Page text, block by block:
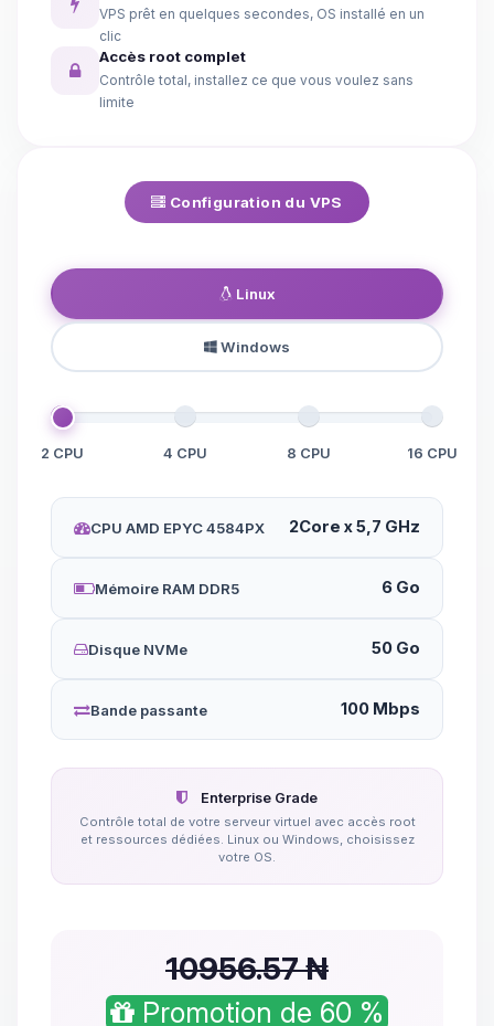
VPS prêt en quelques secondes, OS installé en un
clic
Accès root complet
Contrôle total, installez ce que vous voulez sans
limite
Configuration du VPS
Linux
Windows
2 CPU 4 CPU 8 CPU 16 CPU
CPU AMD EPYC 4584PX 2Core x 5,7 GHz
Mémoire RAM DDR5 6 Go
Disque NVMe 50 Go
Bande passante 100 Mbps
Enterprise Grade
Contrôle total de votre serveur virtuel avec accès root
et ressources dédiées. Linux ou Windows, choisissez
votre OS.
10956.57 ₦
Promotion de 60 %